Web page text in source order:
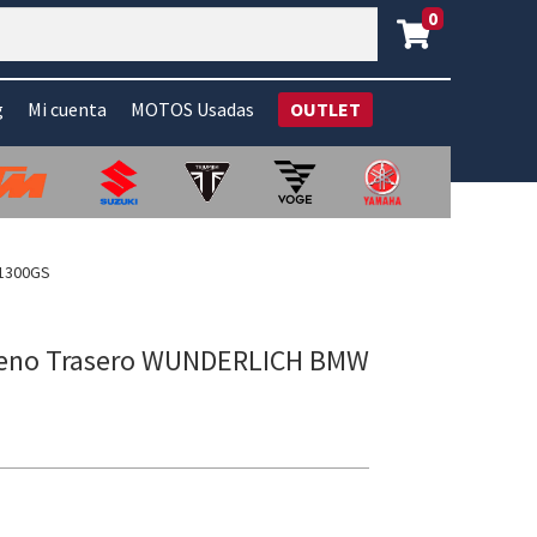
0
Mi cuenta MOTOS Usadas OUTLET
Trasero WUNDERLICH BMW